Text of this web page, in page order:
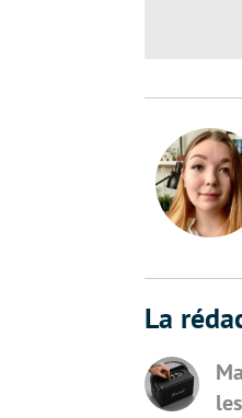
La